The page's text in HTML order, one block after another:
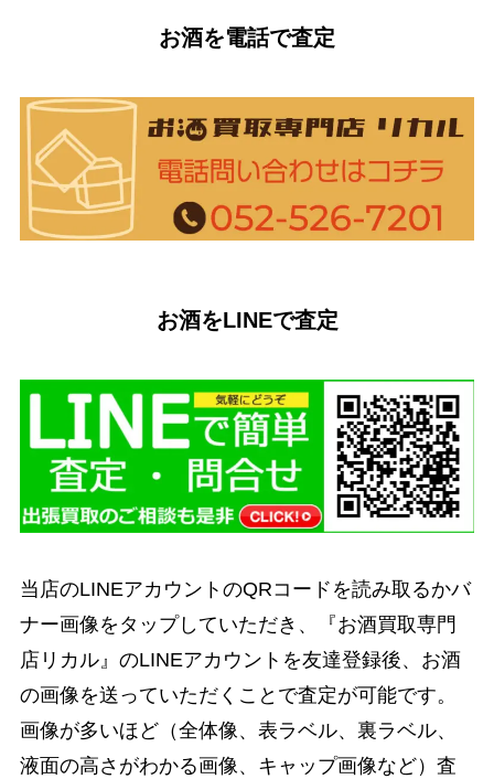
お酒を電話で査定
お酒をLINEで査定
当店のLINEアカウントのQRコードを読み取るかバ
ナー画像をタップしていただき、『お酒買取専門
店リカル』のLINEアカウントを友達登録後、お酒
の画像を送っていただくことで査定が可能です。
画像が多いほど（全体像、表ラベル、裏ラベル、
液面の高さがわかる画像、キャップ画像など）査